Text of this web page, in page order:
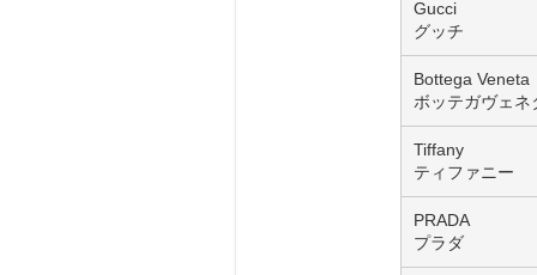
Gucci
グッチ
Bottega Veneta
ボッテガヴェネ
Tiffany
ティファニー
PRADA
プラダ